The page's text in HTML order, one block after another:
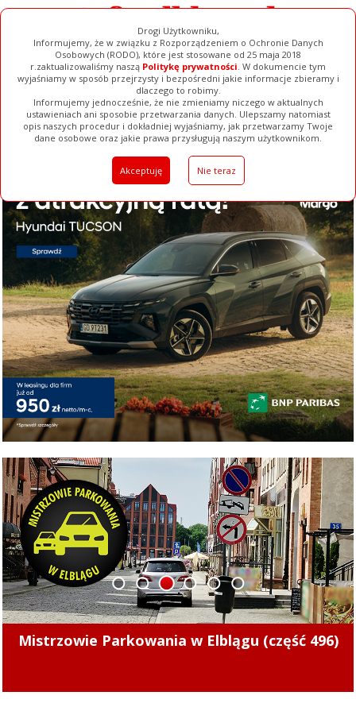
Drogi Użytkowniku,
Informujemy, że w związku z Rozporządzeniem o Ochronie Danych
Osobowych (RODO), które jest stosowane od 25 maja 2018
r.zaktualizowaliśmy naszą Politykę prywatności. W dokumencie tym
wyjaśniamy w sposób przejrzysty i bezpośredni jakie informacje zbieramy i
dlaczego to robimy.
Informujemy jednocześnie, że nie zmieniamy niczego w aktualnych
ustawieniach ani sposobie przetwarzania danych. Ulepszamy natomiast
opis naszych procedur i dokładniej wyjaśniamy, jak przetwarzamy Twoje
dane osobowe oraz jakie prawa przysługują naszym użytkownikom.
Akceptuję Nie teraz
Ogłoszenia Filmy Galerie Baza Firm Pełna Wersja
Mistrzowie Parkowania w Elblągu (część 496)
1 2 3 4 5 6